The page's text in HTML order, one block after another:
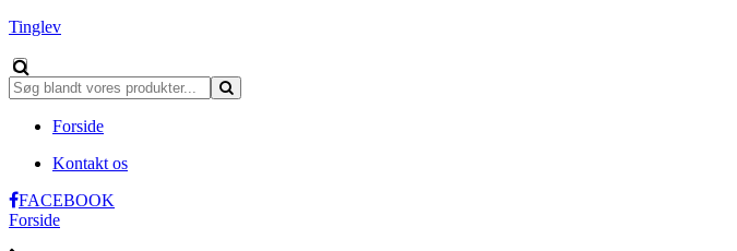
Tinglev
Forside
Kontakt os
FACEBOOK
Forside